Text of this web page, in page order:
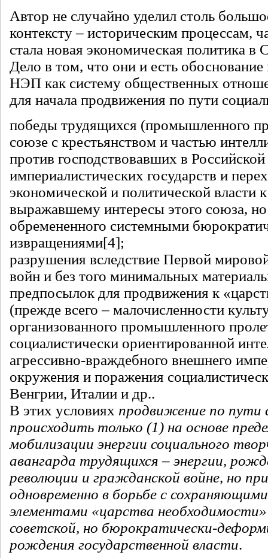
Автор не случайно уделил столь
контексту – историческим процессам,
стала новая экономическая политика
Дело в том, что они и есть обоснование
НЭП как систему общественных
для начала продвижения по пути
победы трудящихся (промышленного
союзе с крестьянством и частью
против господствовавших в
империалистических государств и
экономической и политической власти к
выражавшему интересы этого союза,
обремененного системными
извращениями[4];
разрушения вследствие Первой
войн и без того минимальных
предпосылок для продвижения к
(прежде всего – малочисленности
организованного промышленного
социалистически ориентированной
агрессивно-враждебного внешнего
окружения и поражения
Венгрии, Италии и др..
В этих условиях продвижение по пути
происходить только (1) на основе
мобилизации энергии социального
авангарда трудящихся – энергии,
революции и гражданской войне, но
одновременно в борьбе с
элементами «царства
советской, но бюрократически-
рождения государственной власти.